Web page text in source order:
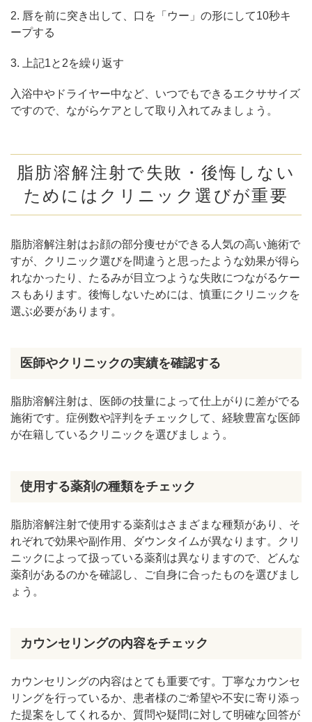
2. 唇を前に突き出して、口を「ウー」の形にして10秒キ
ープする
3. 上記1と2を繰り返す
入浴中やドライヤー中など、いつでもできるエクササイズ
ですので、ながらケアとして取り入れてみましょう。
脂肪溶解注射で失敗・後悔しない
ためにはクリニック選びが重要
脂肪溶解注射はお顔の部分痩せができる人気の高い施術で
すが、クリニック選びを間違うと思ったような効果が得ら
れなかったり、たるみが目立つような失敗につながるケー
スもあります。後悔しないためには、慎重にクリニックを
選ぶ必要があります。
医師やクリニックの実績を確認する
脂肪溶解注射は、医師の技量によって仕上がりに差がでる
施術です。症例数や評判をチェックして、経験豊富な医師
が在籍しているクリニックを選びましょう。
使用する薬剤の種類をチェック
脂肪溶解注射で使用する薬剤はさまざまな種類があり、そ
れぞれで効果や副作用、ダウンタイムが異なります。クリ
ニックによって扱っている薬剤は異なりますので、どんな
薬剤があるのかを確認し、ご自身に合ったものを選びまし
ょう。
カウンセリングの内容をチェック
カウンセリングの内容はとても重要です。丁寧なカウンセ
リングを行っているか、患者様のご希望や不安に寄り添っ
た提案をしてくれるか、質問や疑問に対して明確な回答が